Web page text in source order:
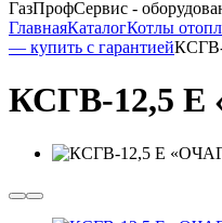
ГазПрофСервис -
ГлавнаяКаталогКотлы
— купить с гарантией
КСГВ-12,5 Е